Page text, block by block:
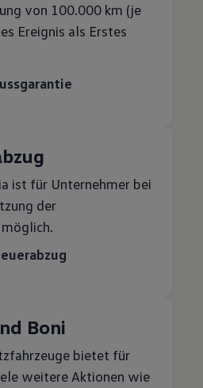
von 100.000 km (je
Ereignis als Erstes
ist für Unternehmer bei
der
Boni
bietet für
weitere Aktionen wie